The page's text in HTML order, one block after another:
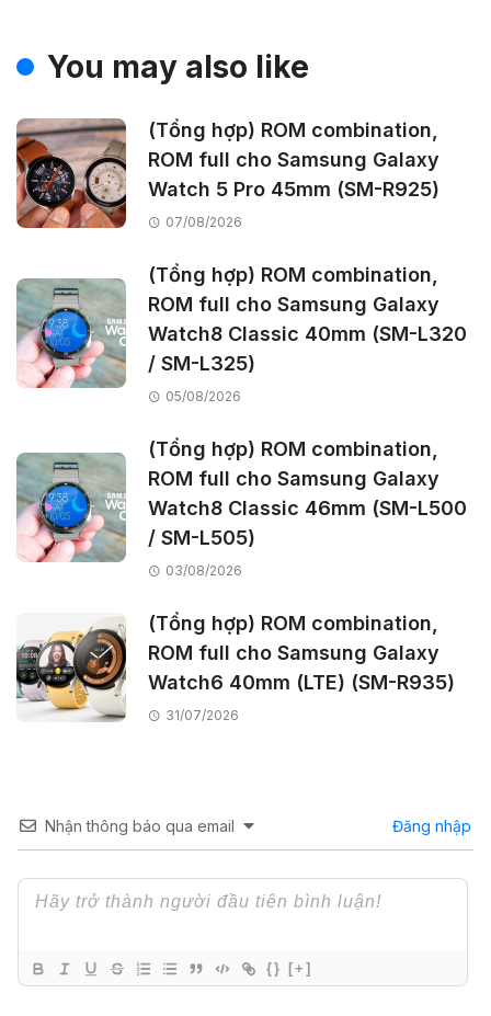
You may also like
(Tổng hợp) ROM combination,
ROM full cho Samsung Galaxy
Watch 5 Pro 45mm (SM-R925)
07/08/2026
(Tổng hợp) ROM combination,
ROM full cho Samsung Galaxy
Watch8 Classic 40mm (SM-L320
/ SM-L325)
05/08/2026
(Tổng hợp) ROM combination,
ROM full cho Samsung Galaxy
Watch8 Classic 46mm (SM-L500
/ SM-L505)
03/08/2026
(Tổng hợp) ROM combination,
ROM full cho Samsung Galaxy
Watch6 40mm (LTE) (SM-R935)
31/07/2026
Nhận thông báo qua email Đăng nhập
{} [+]